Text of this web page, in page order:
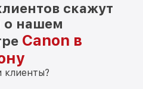
скажут
о нашем
Canon в